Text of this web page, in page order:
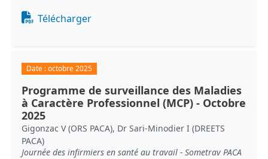
Document
Télécharger
Date :octobre 2025
Programme de surveillance des Maladies
à Caractère Professionnel (MCP) - Octobre
2025
Gigonzac V (ORS PACA), Dr Sari-Minodier I (DREETS
PACA)
Journée des infirmiers en santé au travail - Sometrav PACA